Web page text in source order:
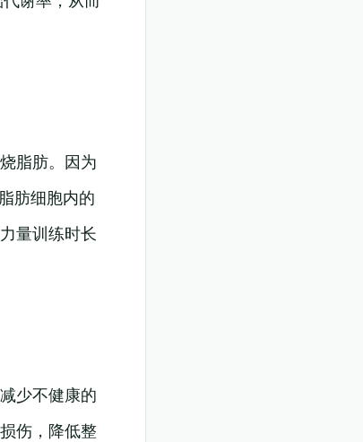
脂肪。因为
肪细胞内的
量训练时长
少不健康的
伤，降低整